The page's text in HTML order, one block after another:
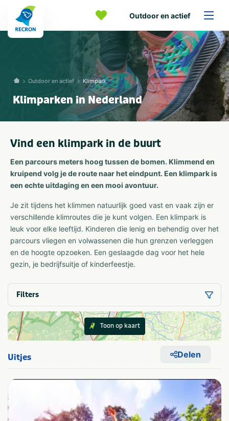
Outdoor en actief
Outdoor en actief Klimpark
Klimparken in Nederland
Vind een klimpark in de buurt
Een parcours meters hoog tussen de bomen. Klimmend en
kruipend volg je de route naar het eindpunt. Een klimpark is
een echte uitdaging en een mooi avontuur.
Je zit tijdens het klimmen natuurlijk goed vast en vaak zijn er
verschillende klimroutes die je kunt volgen. Een klimpark is
leuk voor elke leeftijd. Kinderen die lenig en behendig over het
parcours vliegen en volwassenen die hun grenzen verleggen
en de hoogte opzoeken. Een geslaagde dag voor het hele
gezin, je bedrijfsuitje of kinderfeestje.
Filters
Toon op kaart
Uitjes Delen